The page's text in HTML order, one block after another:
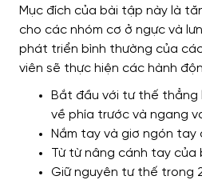
Mục đích của bài tập này là
cho các nhóm cơ ở ngực và
phát triển bình thường của
viên sẽ thực hiện các hành
Bắt đầu với tư thế thẳng
về phía trước và ngang
Nắm tay và giơ ngón tay
Từ từ nâng cánh tay của
Giữ nguyên tư thế trong